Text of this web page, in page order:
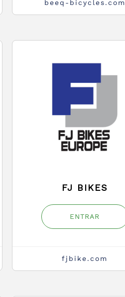
beeq-bicycles.com
FJ BIKES
ENTRAR
fjbike.com